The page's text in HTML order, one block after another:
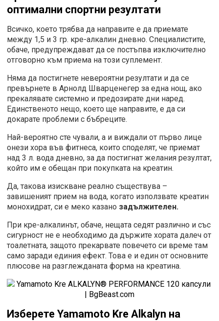
оптимални спортни резултати
Всичко, което трябва да направите е да приемате
между 1,5 и 3 гр. кре-алкалин дневно. Специалистите,
обаче, предупреждават да се постъпва изключително
отговорно към приема на този суплемент.
Няма да постигнете невероятни резултати и да се
превърнете в Арнолд Шварценегер за една нощ, ако
прекалявате системно и предозирате дни наред.
Единственото нещо, което ще направите, е да си
докарате проблеми с бъбреците.
Най-вероятно сте чували, а и виждали от първо лице
онези хора във фитнеса, които споделят, че приемат
над 3 л. вода дневно, за да постигнат желания резултат,
който им е обещан при покупката на креатин.
Да, такова изискване реално съществува –
завишеният прием на вода, когато използвате креатин
монохидрат, си е меко казано задължителен.
При кре-алкалинът, обаче, нещата седят различно и със
сигурност не е необходимо да държите хората далеч от
тоалетната, защото прекарвате повечето си време там
само заради единия ефект. Това е и един от основните
плюсове на разглежданата форма на креатина.
Изберете Yamamoto Kre Alkalyn на